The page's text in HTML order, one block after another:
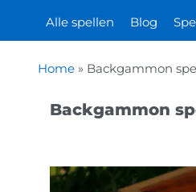
Alle spellen Blog
Home » Backgammon
Backgammon